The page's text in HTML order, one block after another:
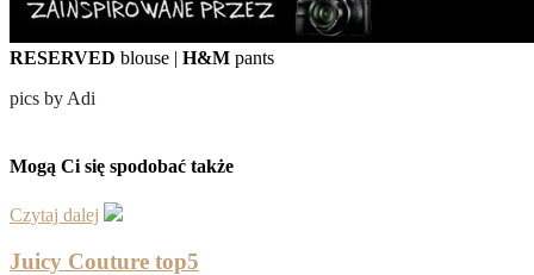
RESERVED blouse | H&M pants
pics by Adi
Mogą Ci się spodobać także
Czytaj dalej
Juicy Couture top5